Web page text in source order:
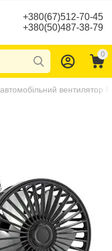
+380(67)512-70-45
+380(50)487-38-79
0
вентилятор